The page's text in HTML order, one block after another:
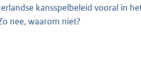
kansspelbeleid vooral in
nee, waarom niet?